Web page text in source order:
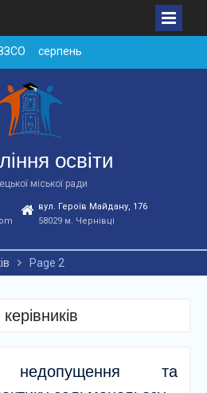
серпень
червень
у ЗДО та
підрозділах
на
освіти
міської ради
вул. Героїв Майдану, 176
58029 м. Чернівці
Page 2
та